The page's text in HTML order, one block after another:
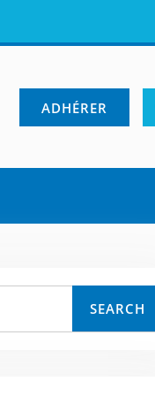
ADHÉRER
SEARCH